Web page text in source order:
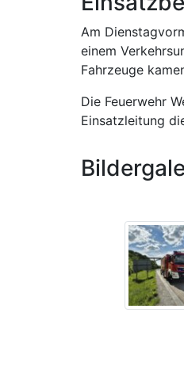
Am
einem
Fahrzeuge
Die Feuerwehr
Einsatzleitung